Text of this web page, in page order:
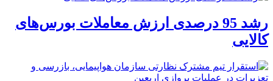
رشد 95 درصدی ارزش معاملات بورس‌های
کالایی